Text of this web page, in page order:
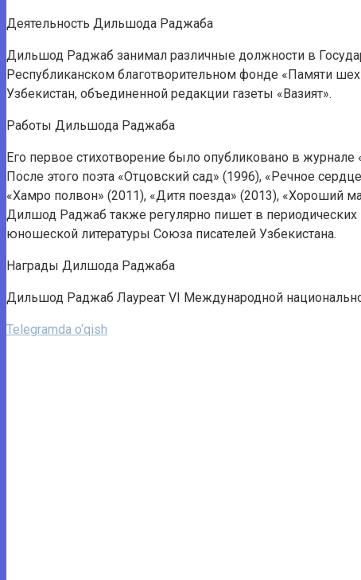
Деятельность Дильшода Раджаба
Дильшод Раджаб занимал различные должности в
Республиканском благотворительном фонде «Памяти
Узбекистан, объединенной редакции газеты «Вазият».
Работы Дильшода Раджаба
Его первое стихотворение было опубликовано в журнале
После этого поэта «Отцовский сад» (1996), «Речное
«Хамро полвон» (2011), «Дитя поезда» (2013), «Хороший
Дилшод Раджаб также регулярно пишет в периодических
юношеской литературы Союза писателей Узбекистана.
Награды Дилшода Раджаба
Дильшод Раджаб Лауреат VI Международной
Telegramda o‘qish